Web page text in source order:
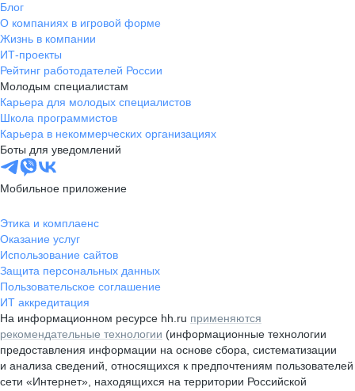
Блог
О компаниях в игровой форме
Жизнь в компании
ИТ-проекты
Рейтинг работодателей России
Молодым специалистам
Карьера для молодых специалистов
Школа программистов
Карьера в некоммерческих организациях
Боты для уведомлений
Мобильное приложение
Этика и комплаенс
Оказание услуг
Использование сайтов
Защита персональных данных
Пользовательское соглашение
ИТ аккредитация
На информационном ресурсе hh.ru применяются
рекомендательные технологии (информационные технологии
предоставления информации на основе сбора, систематизации
и анализа сведений, относящихся к предпочтениям пользователей
сети «Интернет», находящихся на территории Российской